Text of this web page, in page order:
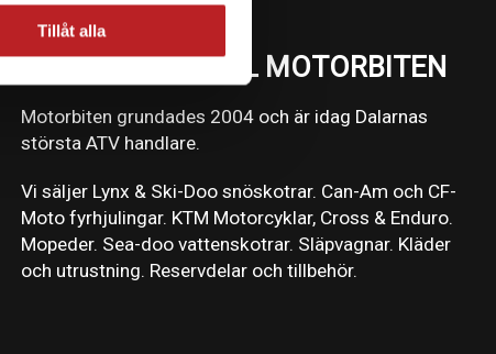
Tillåt alla
VÄLKOMMEN TILL MOTORBITEN
Motorbiten grundades 2004 och är idag Dalarnas
största ATV handlare.
Vi säljer Lynx & Ski-Doo snöskotrar. Can-Am och CF-
Moto fyrhjulingar. KTM Motorcyklar, Cross & Enduro.
Mopeder. Sea-doo vattenskotrar. Släpvagnar. Kläder
och utrustning. Reservdelar och tillbehör.